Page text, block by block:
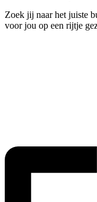
Zoek jij naar het juiste
voor jou op een rijtje